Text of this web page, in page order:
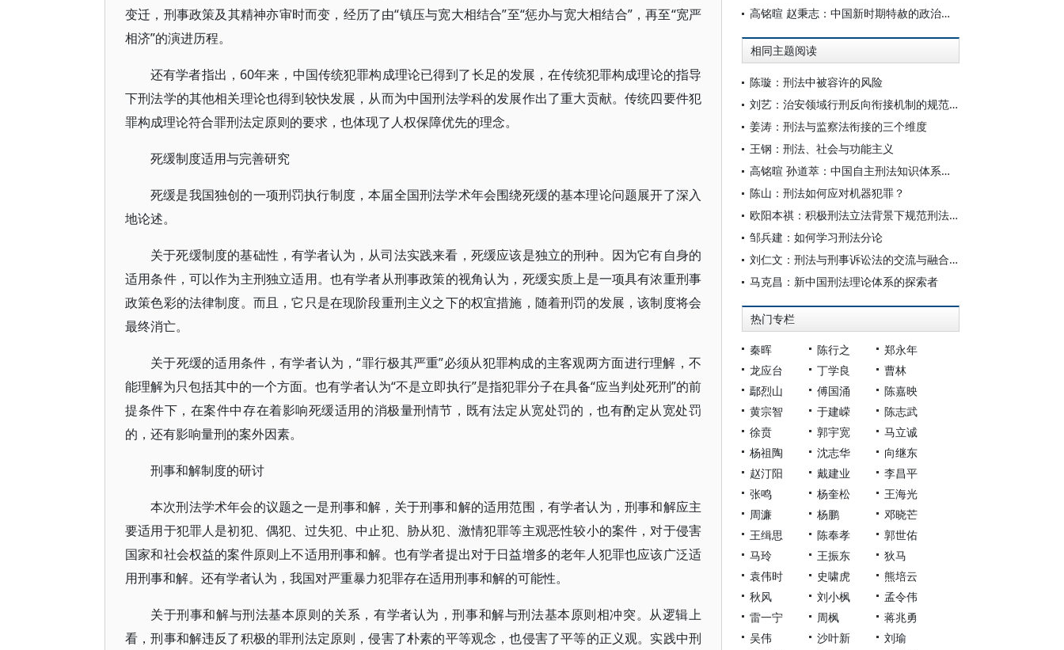
变迁，刑事政策及其精神亦审时而变，经历了由“镇压与宽大相结合”至“惩办与宽大相结合”，再至“宽严
相济”的演进历程。
还有学者指出，60年来，中国传统犯罪构成理论已得到了长足的发展，在传统犯罪构成理论的指导
下刑法学的其他相关理论也得到较快发展，从而为中国刑法学科的发展作出了重大贡献。传统四要件犯
罪构成理论符合罪刑法定原则的要求，也体现了人权保障优先的理念。
死缓制度适用与完善研究
死缓是我国独创的一项刑罚执行制度，本届全国刑法学术年会围绕死缓的基本理论问题展开了深入
地论述。
关于死缓制度的基础性，有学者认为，从司法实践来看，死缓应该是独立的刑种。因为它有自身的
适用条件，可以作为主刑独立适用。也有学者从刑事政策的视角认为，死缓实质上是一项具有浓重刑事
政策色彩的法律制度。而且，它只是在现阶段重刑主义之下的权宜措施，随着刑罚的发展，该制度将会
最终消亡。
关于死缓的适用条件，有学者认为，“罪行极其严重”必须从犯罪构成的主客观两方面进行理解，不
能理解为只包括其中的一个方面。也有学者认为“不是立即执行”是指犯罪分子在具备“应当判处死刑”的前
提条件下，在案件中存在着影响死缓适用的消极量刑情节，既有法定从宽处罚的，也有酌定从宽处罚
的，还有影响量刑的案外因素。
刑事和解制度的研讨
本次刑法学术年会的议题之一是刑事和解，关于刑事和解的适用范围，有学者认为，刑事和解应主
要适用于犯罪人是初犯、偶犯、过失犯、中止犯、胁从犯、激情犯罪等主观恶性较小的案件，对于侵害
国家和社会权益的案件原则上不适用刑事和解。也有学者提出对于日益增多的老年人犯罪也应该广泛适
用刑事和解。还有学者认为，我国对严重暴力犯罪存在适用刑事和解的可能性。
关于刑事和解与刑法基本原则的关系，有学者认为，刑事和解与刑法基本原则相冲突。从逻辑上
看，刑事和解违反了积极的罪刑法定原则，侵害了朴素的平等观念，也侵害了平等的正义观。实践中刑
高铭暄 赵秉志：中国新时期特赦的政治与法治意义
相同主题阅读
陈璇：刑法中被容许的风险
刘艺：治安领域行刑反向衔接机制的规范罅隙与监督路径
姜涛：刑法与监察法衔接的三个维度
王钢：刑法、社会与功能主义
高铭暄 孙道萃：中国自主刑法知识体系的十个发展面向
陈山：刑法如何应对机器犯罪？
欧阳本祺：积极刑法立法背景下规范刑法学的发展
邹兵建：如何学习刑法分论
刘仁文：刑法与刑事诉讼法的交流与融合——《刑法与刑事诉讼法的关系及适用研究》序言节选
马克昌：新中国刑法理论体系的探索者
热门专栏
秦晖 陈行之
郑永年
龙应台
丁学良
曹林
鄢烈山
傅国涌
陈嘉映
黄宗智
于建嵘
陈志武
徐贲
郭宇宽
马立诚
杨祖陶
沈志华
向继东
赵汀阳
戴建业
李昌平
张鸣
杨奎松
王海光
周濂
杨鹏
邓晓芒
王缉思
陈奉孝
郭世佑
马玲
王振东
狄马
袁伟时
史啸虎
熊培云
秋风
刘小枫
孟令伟
雷一宁
周枫
蒋兆勇
吴伟
沙叶新
刘瑜